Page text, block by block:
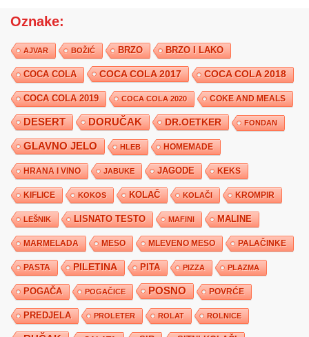
Oznake:
AJVAR BOŽIĆ BRZO BRZO I LAKO
COCA COLA COCA COLA 2017 COCA COLA 2018
COCA COLA 2019 COCA COLA 2020 COKE AND MEALS
DESERT DORUČAK DR.OETKER FONDAN
GLAVNO JELO HLEB HOMEMADE
HRANA I VINO JABUKE JAGODE KEKS
KIFLICE KOKOS KOLAČ KOLAČI KROMPIR
LEŠNIK LISNATO TESTO MAFINI MALINE
MARMELADA MESO MLEVENO MESO PALAČINKE
PASTA PILETINA PITA PIZZA PLAZMA
POGAČA POGAČICE POSNO POVRĆE
PREDJELA PROLETER ROLAT ROLNICE